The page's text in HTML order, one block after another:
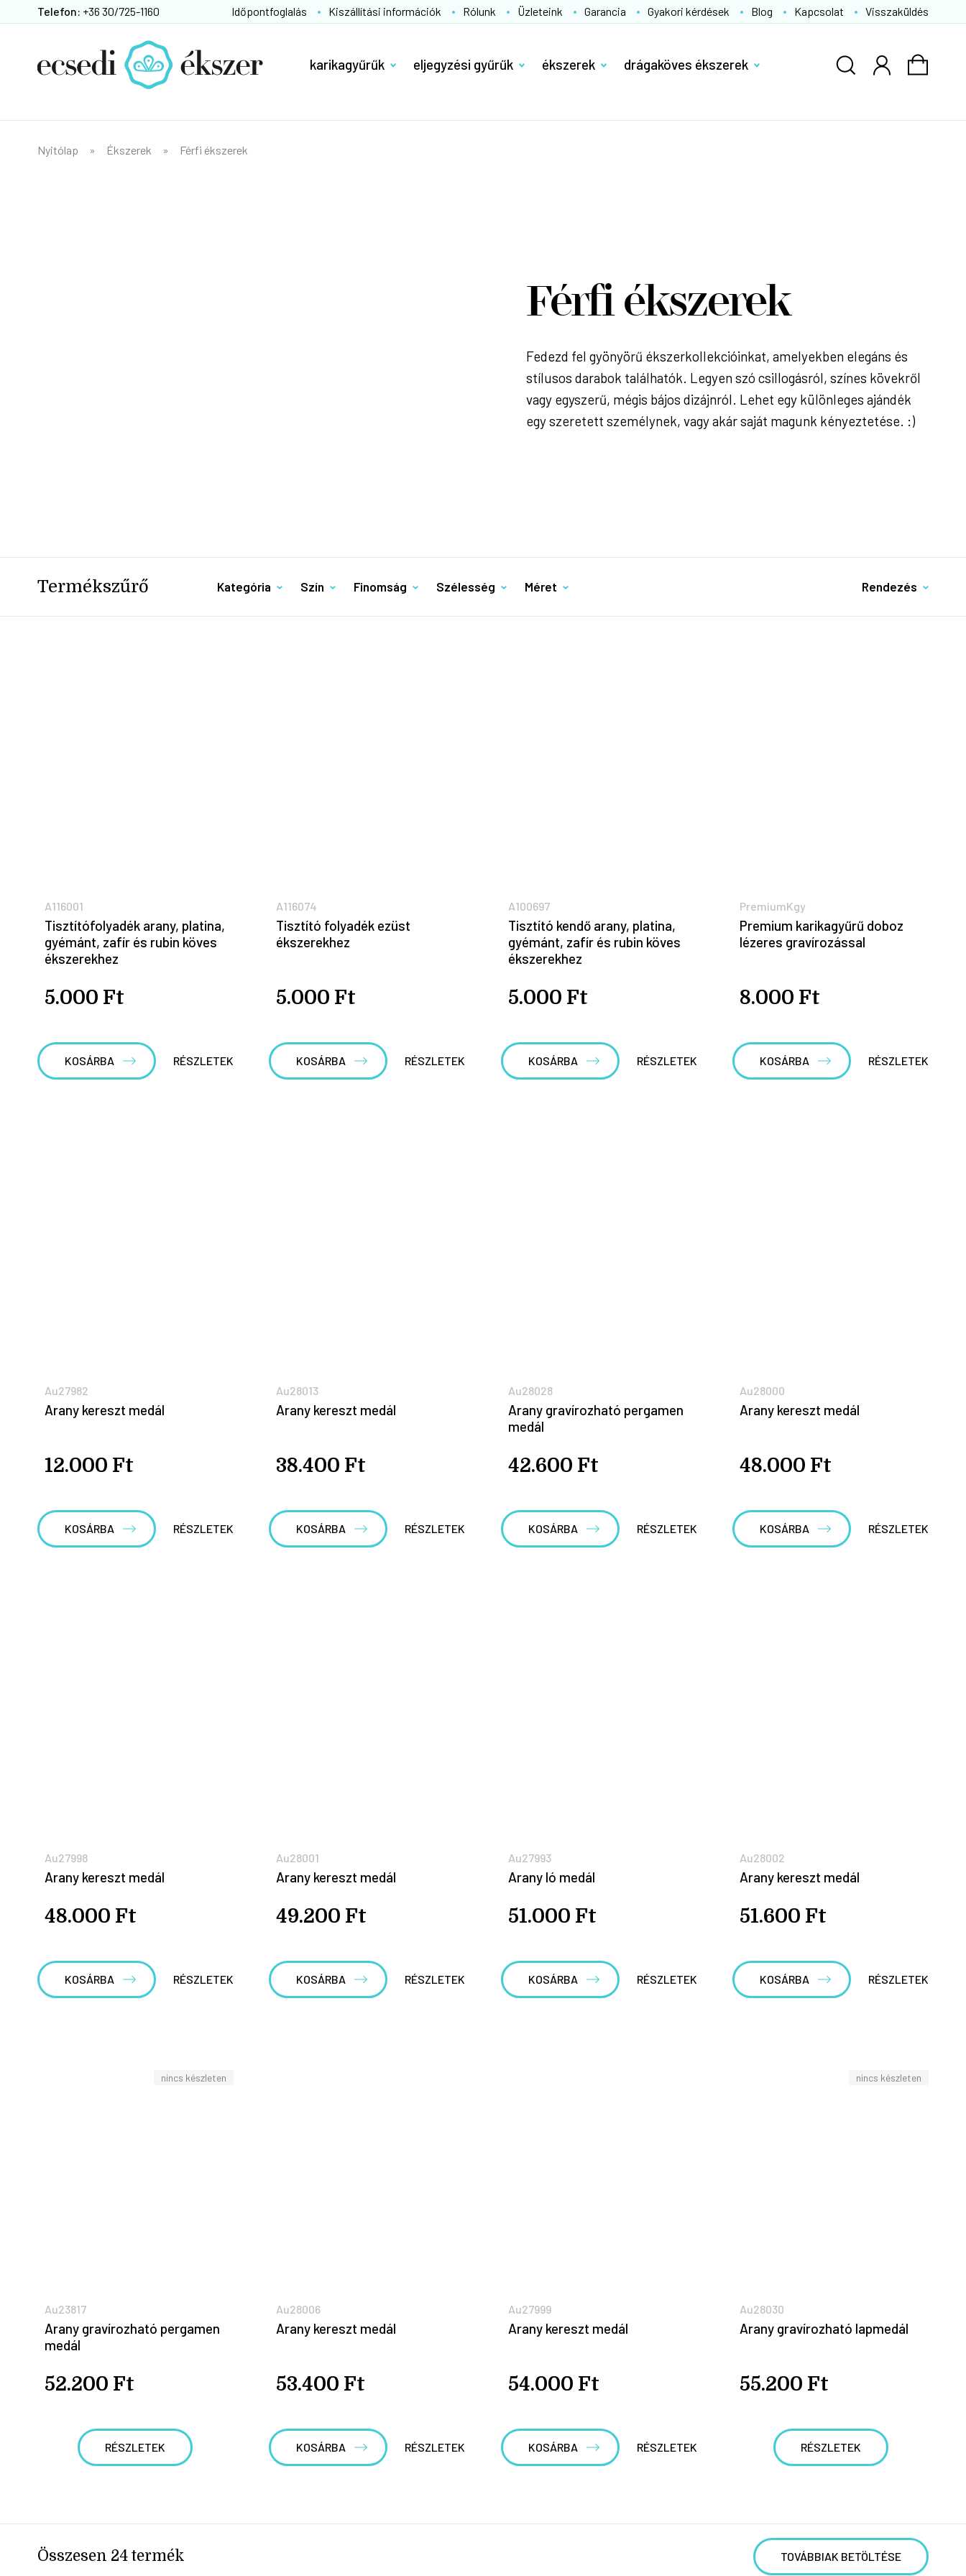
Telefon: +36 30/725-1160 Időpontfoglalás Kiszállítási információk Rólunk Üzleteink Garancia Gyakori kérdések Blog Kapcsolat Visszaküldés
karikagyűrűk eljegyzési gyűrűk ékszerek drágaköves ékszerek
Nyitólap Ékszerek Férfi ékszerek
Férfi ékszerek
Fedezd fel gyönyörű ékszerkollekcióinkat, amelyekben elegáns és
stílusos darabok találhatók. Legyen szó csillogásról, színes kövekről
vagy egyszerű, mégis bájos dizájnról. Lehet egy különleges ajándék
egy szeretett személynek, vagy akár saját magunk kényeztetése. :)
Termékszűrő Kategória Szín Finomság Szélesség Méret Rendezés
A116001
Tisztítófolyadék arany, platina,
gyémánt, zafír és rubin köves
ékszerekhez
5.000 Ft
KOSÁRBA RÉSZLETEK
A116074
Tisztító folyadék ezüst
ékszerekhez
5.000 Ft
KOSÁRBA RÉSZLETEK
A100697
Tisztító kendő arany, platina,
gyémánt, zafír és rubin köves
ékszerekhez
5.000 Ft
KOSÁRBA RÉSZLETEK
PremiumKgy
Premium karikagyűrű doboz
lézeres gravírozással
8.000 Ft
KOSÁRBA RÉSZLETEK
Au27982
Arany kereszt medál
12.000 Ft
KOSÁRBA RÉSZLETEK
Au28013
Arany kereszt medál
38.400 Ft
KOSÁRBA RÉSZLETEK
Au28028
Arany gravírozható pergamen
medál
42.600 Ft
KOSÁRBA RÉSZLETEK
Au28000
Arany kereszt medál
48.000 Ft
KOSÁRBA RÉSZLETEK
Au27998
Arany kereszt medál
48.000 Ft
KOSÁRBA RÉSZLETEK
Au28001
Arany kereszt medál
49.200 Ft
KOSÁRBA RÉSZLETEK
Au27993
Arany ló medál
51.000 Ft
KOSÁRBA RÉSZLETEK
Au28002
Arany kereszt medál
51.600 Ft
KOSÁRBA RÉSZLETEK
nincs készleten
Au23817
Arany gravírozható pergamen
medál
52.200 Ft
RÉSZLETEK
Au28006
Arany kereszt medál
53.400 Ft
KOSÁRBA RÉSZLETEK
Au27999
Arany kereszt medál
54.000 Ft
KOSÁRBA RÉSZLETEK
nincs készleten
Au28030
Arany gravírozható lapmedál
55.200 Ft
RÉSZLETEK
Összesen 24 termék TOVÁBBIAK BETÖLTÉSE